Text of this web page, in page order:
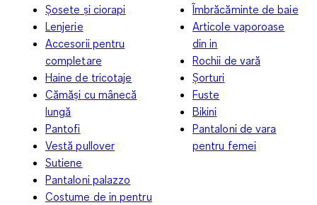
Șosete și ciorapi
Lenjerie
Accesorii pentru
completare
Haine de tricotaje
Cămăși cu mânecă
lungă
Pantofi
Vestă pullover
Sutiene
Pantaloni palazzo
Costume de in pentru
Îmbrăcăminte de baie
Articole vaporoase
din in
Rochii de vară
Șorturi
Fuste
Bikini
Pantaloni de vara
pentru femei